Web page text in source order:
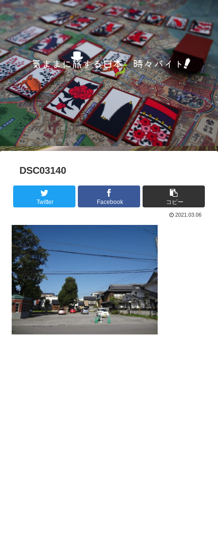
DSC03140
Twitter Facebook コピー
2021.03.06